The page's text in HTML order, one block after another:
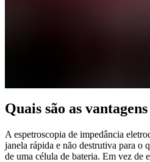
Quais são as
A espetroscopia de impedância
janela rápida e não destrutiva para o
de uma célula de bateria. Em vez de